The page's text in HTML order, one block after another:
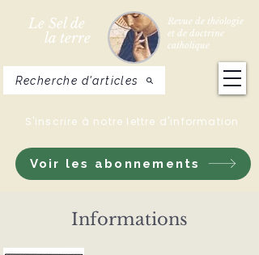
Le Sel de
la terre
Revue de théologie
et de doctrine
catholique
Voir les abonnements
S'inscrire à notre lettre d'information
Recherche d'articles
Informations